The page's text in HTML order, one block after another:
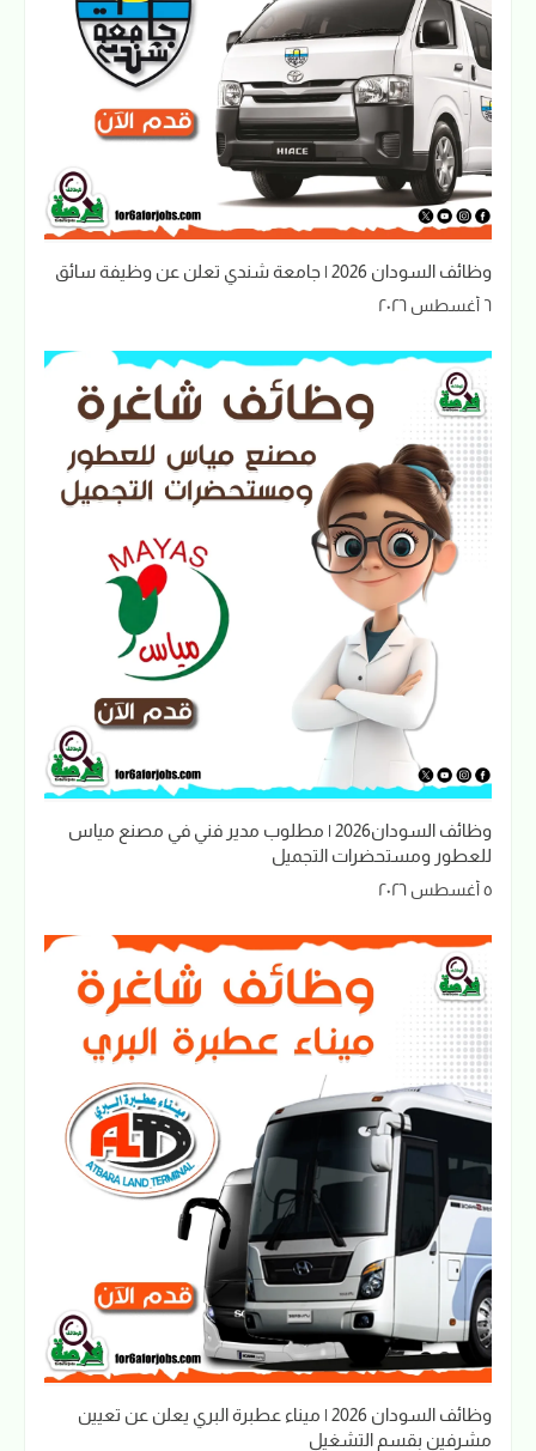
وظائف السودان 2026 | جامعة شندي تعلن عن وظيفة سائق
٦ أغسطس ٢٠٢٦
وظائف السودان2026 | مطلوب مدير فني في مصنع مياس
للعطور ومستحضرات التجميل
٥ أغسطس ٢٠٢٦
وظائف السودان 2026 | ميناء عطبرة البري يعلن عن تعيين
مشرفين بقسم التشغيل